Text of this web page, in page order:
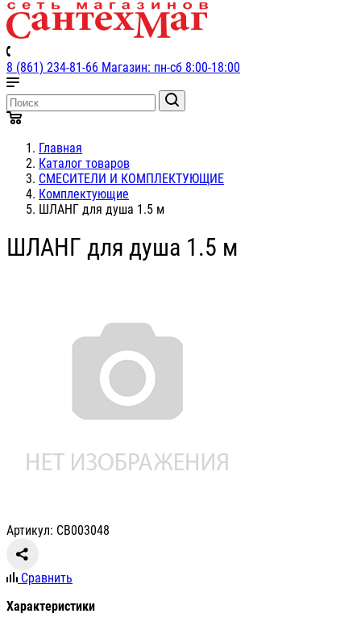
8 (861) 234-81-66 Магазин: пн-сб 8:00-18:00
Главная
Каталог товаров
СМЕСИТЕЛИ И КОМПЛЕКТУЮЩИЕ
Комплектующие
ШЛАНГ для душа 1.5 м
ШЛАНГ для душа 1.5 м
Артикул: СВ003048
Сравнить
Характеристики